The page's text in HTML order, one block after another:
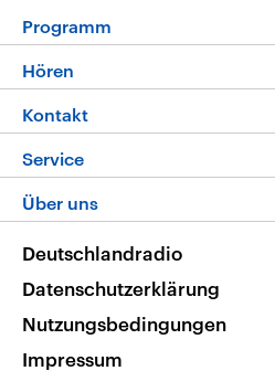
Programm
Programm
Die Nachrichten
Nachrichtenleicht
Neue Beiträge auf dlf.de
Hören
Livestream
Podcasts
Deutschlandfunk App
Nachrichten App
Frequenzen
Kontakt
Hörerservice
Service
FAQ
Veranstaltungen
Musikliste
RSS
Über uns
Deutschlandradio
Datenschutzerklärung
Nutzungsbedingungen
Impressum